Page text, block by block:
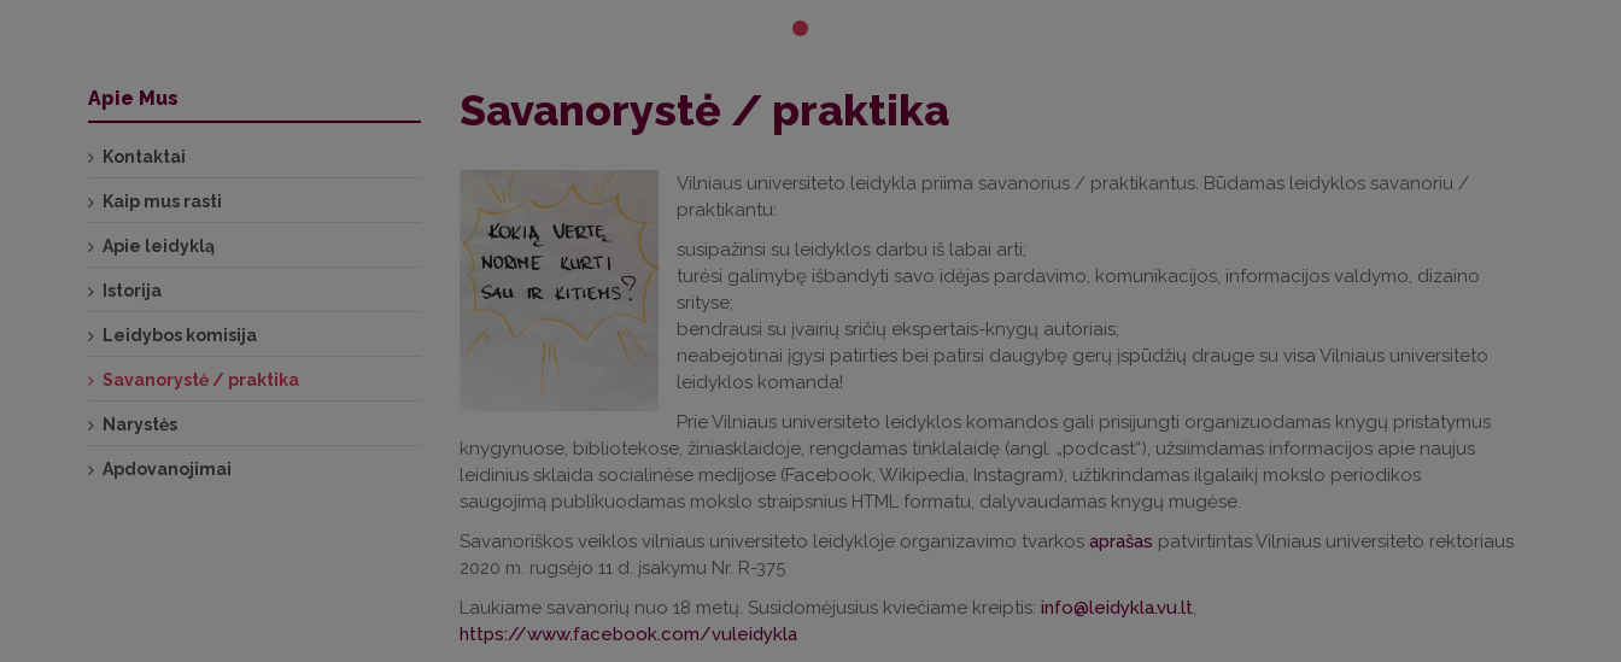
Savanorystė / praktika
Vilniaus universiteto leidykla priima savanorius / praktikantus. Būdamas leidyklos savanoriu /
praktikantu:
susipažinsi su leidyklos darbu iš labai arti;
turėsi galimybę išbandyti savo idėjas pardavimo, komunikacijos, informacijos valdymo, dizaino
srityse;
bendrausi su įvairių sričių ekspertais-knygų autoriais;
neabejotinai įgysi patirties bei patirsi daugybę gerų įspūdžių drauge su visa Vilniaus universiteto
leidyklos komanda!
Prie Vilniaus universiteto leidyklos komandos gali prisijungti organizuodamas knygų pristatymus
knygynuose, bibliotekose, žiniasklaidoje, rengdamas tinklalaidę (angl. „podcast“), užsiimdamas informacijos apie naujus
leidinius sklaida socialinėse medijose (Facebook, Wikipedia, Instagram), užtikrindamas ilgalaikį mokslo periodikos
saugojimą publikuodamas mokslo straipsnius HTML formatu, dalyvaudamas knygų mugėse.
Savanoriškos veiklos vilniaus universiteto leidykloje organizavimo tvarkos aprašas patvirtintas Vilniaus universiteto rektoriaus
2020 m. rugsėjo 11 d. įsakymu Nr. R-375
Laukiame savanorių nuo 18 metų. Susidomėjusius kviečiame kreiptis:
,
https://www.facebook.com/vuleidykla
Apie Mus
Kontaktai
Kaip mus rasti
Apie leidyklą
Istorija
Leidybos komisija
Savanorystė / praktika
Narystės
Apdovanojimai